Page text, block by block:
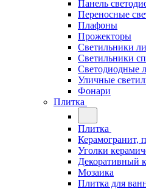
Панель
Переносные
Плафоны
Прожекторы
Светильники
Светильники
Светодиодные
Уличные
Фонари
Плитка
Плитка
Керамогранит,
Уголки
Декоративный
Мозаика
Плитка для